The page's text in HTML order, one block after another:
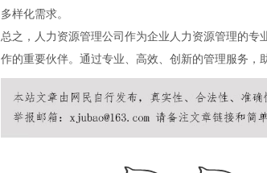
多样化需求。
总之，人力资源管理公司作为企业人力资源管理的
作的重要伙伴。通过专业、高效、创新的管理服务，